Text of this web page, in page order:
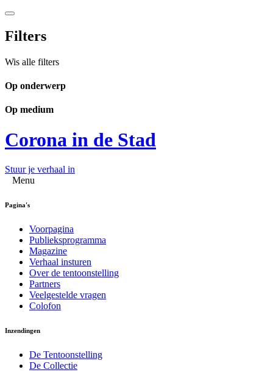
Filters
Wis alle filters
Op onderwerp
Op medium
Corona in de Stad
Stuur je verhaal in
Menu
Pagina's
Voorpagina
Publieksprogramma
Magazine
Verhaal insturen
Over de tentoonstelling
Partners
Veelgestelde vragen
Colofon
Inzendingen
De Tentoonstelling
De Collectie